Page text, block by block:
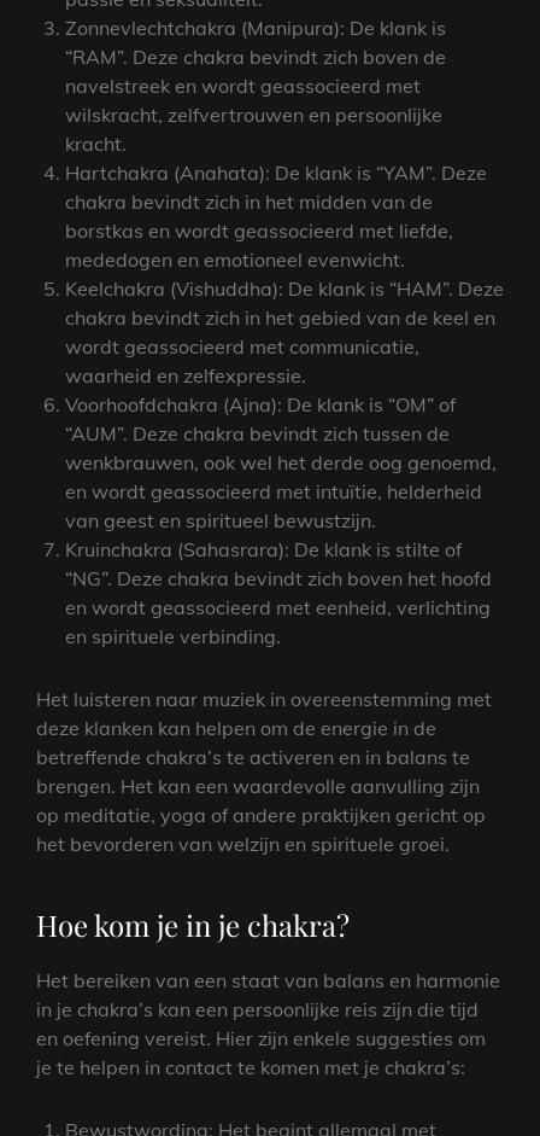
Zonnevlechtchakra (Manipura): De klank is
“RAM”. Deze chakra bevindt zich boven de
navelstreek en wordt geassocieerd met
wilskracht, zelfvertrouwen en persoonlijke
kracht.
Hartchakra (Anahata): De klank is “YAM”. Deze
chakra bevindt zich in het midden van de
borstkas en wordt geassocieerd met liefde,
mededogen en emotioneel evenwicht.
Keelchakra (Vishuddha): De klank is “HAM”. Deze
chakra bevindt zich in het gebied van de keel en
wordt geassocieerd met communicatie,
waarheid en zelfexpressie.
Voorhoofdchakra (Ajna): De klank is “OM” of
“AUM”. Deze chakra bevindt zich tussen de
wenkbrauwen, ook wel het derde oog genoemd,
en wordt geassocieerd met intuïtie, helderheid
van geest en spiritueel bewustzijn.
Kruinchakra (Sahasrara): De klank is stilte of
“NG”. Deze chakra bevindt zich boven het hoofd
en wordt geassocieerd met eenheid, verlichting
en spirituele verbinding.
Het luisteren naar muziek in overeenstemming met
deze klanken kan helpen om de energie in de
betreffende chakra’s te activeren en in balans te
brengen. Het kan een waardevolle aanvulling zijn
op meditatie, yoga of andere praktijken gericht op
het bevorderen van welzijn en spirituele groei.
Hoe kom je in je chakra?
Het bereiken van een staat van balans en harmonie
in je chakra’s kan een persoonlijke reis zijn die tijd
en oefening vereist. Hier zijn enkele suggesties om
je te helpen in contact te komen met je chakra’s:
Bewustwording: Het begint allemaal met